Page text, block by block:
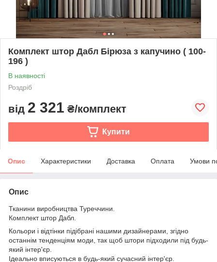
Комплект штор Дабл Бірюза з капучино ( 100-
196 )
В наявності
Роздріб
від 2 321 ₴/комплект
Купити
Опис Характеристики Доставка Оплата Умови
Опис
Тканини виробництва Туреччини.
Комплект штор Дабл.
Кольори і відтінки підібрані нашими дизайнерами, згідно
останнім тенденціям моди, так щоб штори підходили під будь-
який інтер'єр.
Ідеально вписуються в будь-який сучасний інтер'єр.